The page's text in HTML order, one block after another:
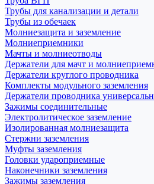
Трубы для канализации и детали
Трубы из обечаек
Молниезащита и заземление
Молниеприемники
Мачты и молниеотводы
Держатели для мачт и
Держатели круглого проводника
Комплекты модульного заземления
Держатели проводника
Зажимы соединительные
Электролитическое заземление
Изолированная молниезащита
Стержни заземления
Муфты заземления
Головки удароприемные
Наконечники заземления
Зажимы заземления